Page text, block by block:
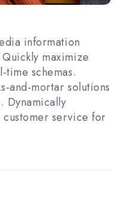
information
maximize
schemas.
and-mortar solutions
Dynamically
service for